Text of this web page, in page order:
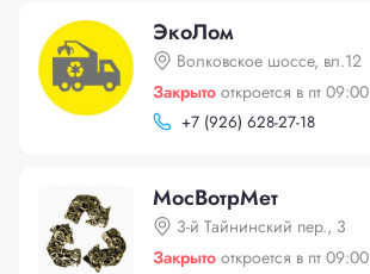
ЭкоЛом
Волковское шоссе, вл.12
Закрыто откроется в пт 09:00
+7 (926) 628-27-18
МосВотрМет
3-й Тайнинский пер., 3
Закрыто откроется в пт 09:00